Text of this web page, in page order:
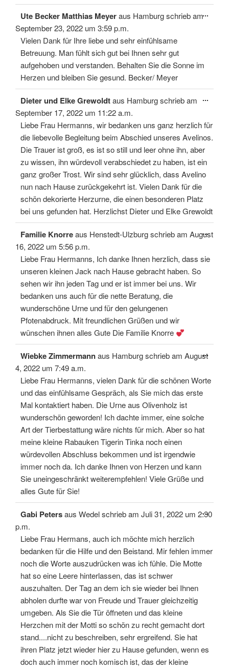
Ute Becker Matthias Meyeraus Hamburgschrieb am
September 23, 2022 um 3:59 p.m.
Vielen Dank für Ihre liebe und sehr einfühlsame
Betreuung. Man fühlt sich gut bei Ihnen sehr gut
aufgehoben und verstanden. Behalten Sie die Sonne im
Herzen und bleiben Sie gesund. Becker/ Meyer
...
Dieter und Elke Grewoldtaus Hamburgschrieb am
September 17, 2022 um 11:22 a.m.
Liebe Frau Hermanns, wir bedanken uns ganz herzlich für
die liebevolle Begleitung beim Abschied unseres Avelinos.
Die Trauer ist groß, es ist so still und leer ohne ihn, aber
zu wissen, ihn würdevoll verabschiedet zu haben, ist ein
ganz großer Trost. Wir sind sehr glücklich, dass Avelino
nun nach Hause zurückgekehrt ist. Vielen Dank für die
schön dekorierte Herzurne, die einen besonderen Platz
bei uns gefunden hat. Herzlichst Dieter und Elke Grewoldt
...
Familie Knorreaus Henstedt-Ulzburgschrieb am August
16, 2022 um 5:56 p.m.
Liebe Frau Hermanns, Ich danke Ihnen herzlich, dass sie
unseren kleinen Jack nach Hause gebracht haben. So
sehen wir ihn jeden Tag und er ist immer bei uns. Wir
bedanken uns auch für die nette Beratung, die
wunderschöne Urne und für den gelungenen
Pfotenabdruck. Mit freundlichen Grüßen und wir
wünschen ihnen alles Gute Die Familie Knorre
...Diese
Wiebke Zimmermannaus Hamburgschrieb am August
4, 2022 um 7:49 a.m.
Liebe Frau Hermanns, vielen Dank für die schönen Worte
und das einfühlsame Gespräch, als Sie mich das erste
Mal kontaktiert haben. Die Urne aus Olivenholz ist
wunderschön geworden! Ich dachte immer, eine solche
Art der Tierbestattung wäre nichts für mich. Aber so hat
meine kleine Rabauken Tigerin Tinka noch einen
würdevollen Abschluss bekommen und ist irgendwie
immer noch da. Ich danke Ihnen von Herzen und kann
Sie uneingeschränkt weiterempfehlen! Viele Grüße und
alles Gute für Sie!
...
Gabi Petersaus Wedelschrieb am Juli 31, 2022 um 2:30
p.m.
Liebe Frau Hermans, auch ich möchte mich herzlich
bedanken für die Hilfe und den Beistand. Mir fehlen immer
noch die Worte auszudrücken was ich fühle. Die Motte
hat so eine Leere hinterlassen, das ist schwer
auszuhalten. Der Tag an dem ich sie wieder bei Ihnen
abholen durfte war von Freude und Trauer gleichzeitig
umgeben. Als Sie die Tür öffneten und das kleine
Herzchen mit der Motti so schön zu recht gemacht dort
stand....nicht zu beschreiben, sehr ergreifend. Sie hat
ihren Platz jetzt wieder hier zu Hause gefunden, wenn es
doch auch immer noch komisch ist, das der kleine
...Diese